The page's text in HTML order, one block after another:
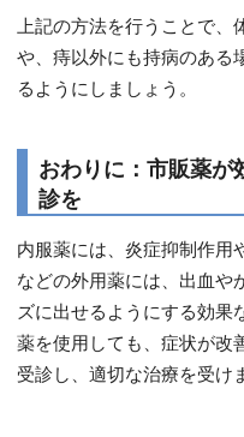
上記の方法を行うことで
や、痔以外にも持病のある
るようにしましょう。
おわりに：市販薬が
診を
内服薬には、炎症抑制作用
などの外用薬には、出血や
ズに出せるようにする効果
薬を使用しても、症状が改
受診し、適切な治療を受け